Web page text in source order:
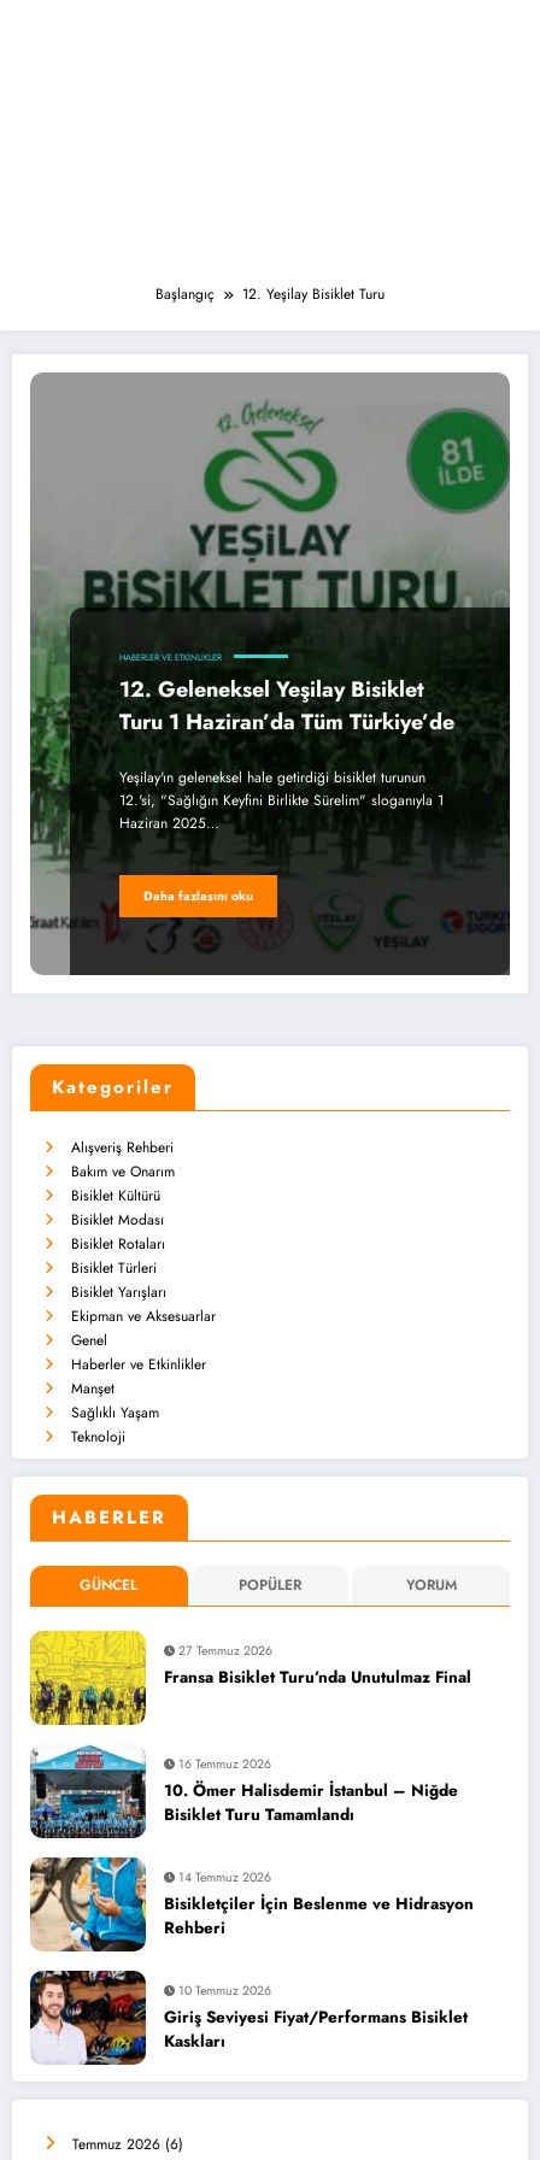
Başlangıç 12. Yeşilay Bisiklet Turu
HABERLER VE ETKINLIKLER
12. Geleneksel Yeşilay Bisiklet
Turu 1 Haziran’da Tüm Türkiye’de
Yeşilay'ın geleneksel hale getirdiği bisiklet turunun
12.'si, "Sağlığın Keyfini Birlikte Sürelim" sloganıyla 1
Haziran 2025…
Daha fazlasını oku
Kategoriler
Alışveriş Rehberi
Bakım ve Onarım
Bisiklet Kültürü
Bisiklet Modası
Bisiklet Rotaları
Bisiklet Türleri
Bisiklet Yarışları
Ekipman ve Aksesuarlar
Genel
Haberler ve Etkinlikler
Manşet
Sağlıklı Yaşam
Teknoloji
HABERLER
GÜNCEL POPÜLER YORUM
27 Temmuz 2026
Fransa Bisiklet Turu’nda Unutulmaz Final
16 Temmuz 2026
10. Ömer Halisdemir İstanbul – Niğde
Bisiklet Turu Tamamlandı
14 Temmuz 2026
Bisikletçiler İçin Beslenme ve Hidrasyon
Rehberi
10 Temmuz 2026
Giriş Seviyesi Fiyat/Performans Bisiklet
Kaskları
Temmuz 2026 (6)